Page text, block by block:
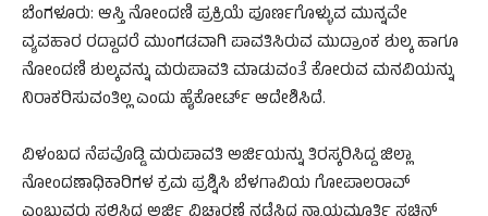
ಬೆಂಗಳೂರು: ಆಸ್ತಿ ನೋಂದಣಿ ಪ್ರಕ್ರಿಯೆ ಪೂರ್ಣಗೊಳ್ಳುವ ಮುನ್ನವೇ
ವ್ಯವಹಾರ ರದ್ದಾದರೆ ಮುಂಗಡವಾಗಿ ಪಾವತಿಸಿರುವ ಮುದ್ರಾಂಕ ಶುಲ್ಕ ಹಾಗೂ
ನೋಂದಣಿ ಶುಲ್ಕವನ್ನು ಮರುಪಾವತಿ ಮಾಡುವಂತೆ ಕೋರುವ ಮನವಿಯನ್ನು
ನಿರಾಕರಿಸುವಂತಿಲ್ಲ ಎಂದು ಹೈಕೋರ್ಟ್ ಆದೇಶಿಸಿದೆ.
ವಿಳಂಬದ ನೆಪವೊಡ್ಡಿ ಮರುಪಾವತಿ ಅರ್ಜಿಯನ್ನು ತಿರಸ್ಕರಿಸಿದ್ದ ಜಿಲ್ಲಾ
ನೋಂದಣಾಧಿಕಾರಿಗಳ ಕ್ರಮ ಪ್ರಶ್ನಿಸಿ ಬೆಳಗಾವಿಯ ಗೋಪಾಲರಾವ್